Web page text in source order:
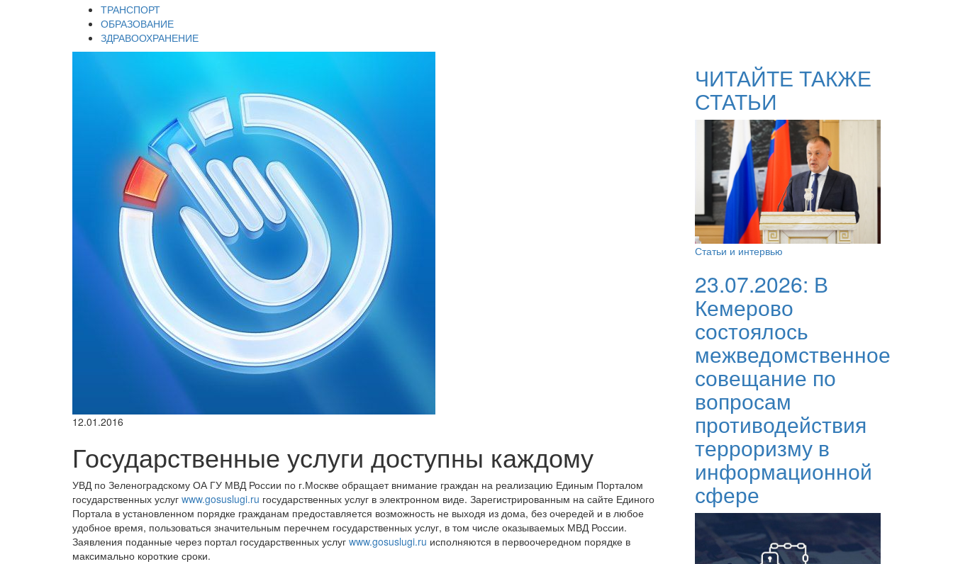
ТРАНСПОРТ
ОБРАЗОВАНИЕ
ЗДРАВООХРАНЕНИЕ
12.01.2016
Государственные услуги доступны каждому
УВД по Зеленоградскому ОА ГУ МВД России по г.Москве обращает внимание граждан на реализацию Единым Порталом
государственных услуг www.gosuslugi.ru государственных услуг в электронном виде. Зарегистрированным на сайте Единого
Портала в установленном порядке гражданам предоставляется возможность не выходя из дома, без очередей и в любое
удобное время, пользоваться значительным перечнем государственных услуг, в том числе оказываемых МВД России.
Заявления поданные через портал государственных услуг www.gosuslugi.ru исполняются в первоочередном порядке в
максимально короткие сроки.
ЧИТАЙТЕ ТАКЖЕ
СТАТЬИ
Статьи и интервью
23.07.2026: В
Кемерово
состоялось
межведомственное
совещание по
вопросам
противодействия
терроризму в
информационной
сфере